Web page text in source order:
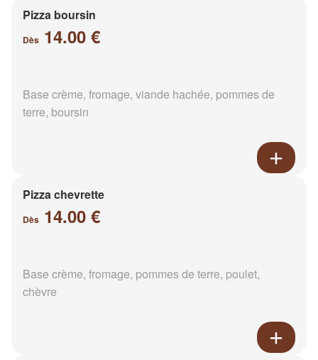
Pizza boursin
Dès 14.00 €
Base crème, fromage, viande hachée, pommes de
terre, boursin
Pizza chevrette
Dès 14.00 €
Base crème, fromage, pommes de terre, poulet,
chèvre